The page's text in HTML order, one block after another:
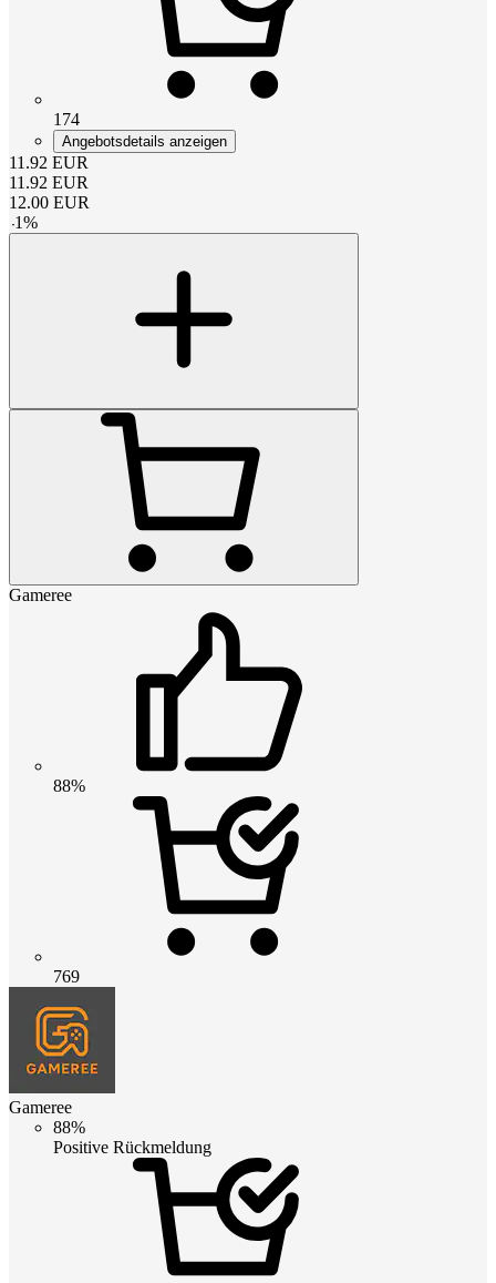
174
Angebotsdetails anzeigen
11.92 EUR
11.92 EUR
12.00 EUR
-1%
Gameree
88%
769
Gameree
88%
Positive Rückmeldung